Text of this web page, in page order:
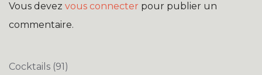
Vous devez vous connecter pour publier un
commentaire.
Cocktails (91)